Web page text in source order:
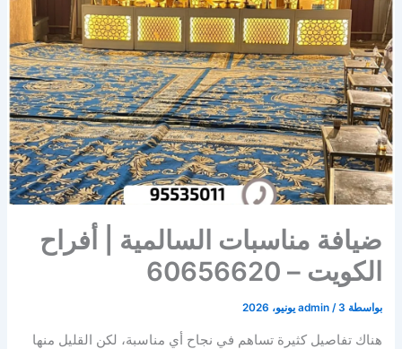
ضيافة مناسبات السالمية | أفراح
الكويت – 60656620
بواسطة admin /3 يونيو، 2026
هناك تفاصيل كثيرة تساهم في نجاح أي مناسبة، لكن القليل منها